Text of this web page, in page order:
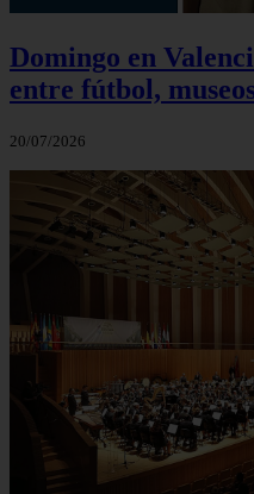
Domingo en
entre fútbol,
20/07/2026